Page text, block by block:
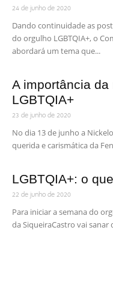
24 de junho de 2020
Dando continuidade as
do orgulho LGBTQIA+, o
abordará um tema que...
A importância
LGBTQIA+
23 de junho de 2020
No dia 13 de junho a
querida e carismática da
LGBTQIA+: o
22 de junho de 2020
Para iniciar a semana do
da SiqueiraCastro vai sanar